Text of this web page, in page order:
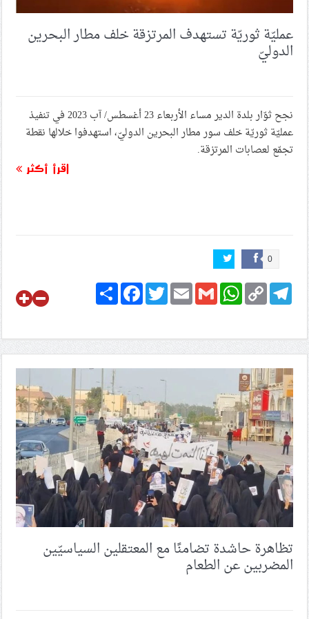
عمليّة ثوريّة تستهدف المرتزقة خلف مطار البحرين
الدوليّ
نجح ثوّار بلدة الدير مساء الأربعاء 23 أغسطس/ آب 2023 في تنفيذ
عمليّة ثوريّة خلف سور مطار البحرين الدوليّ، استهدفوا خلالها نقطة
تجمّع لعصابات المرتزقة.
اقرأ أكثر
0
ShareFacebookTwitterEmailGmail
WhatsApp Copy
Link
Telegram
تظاهرة حاشدة تضامنًا مع المعتقلين السياسيّين
المضربين عن الطعام